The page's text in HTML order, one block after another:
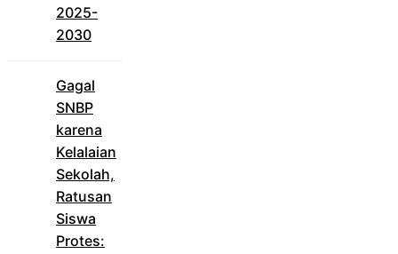
2025-
2030
Gagal
SNBP
karena
Kelalaian
Sekolah,
Ratusan
Siswa
Protes: